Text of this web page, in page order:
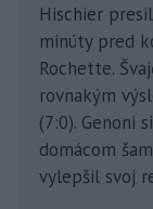
Hischier
minúty pred
Rochette.
rovnakým
(7:0). Genoni
domácom
vylepšil svoj